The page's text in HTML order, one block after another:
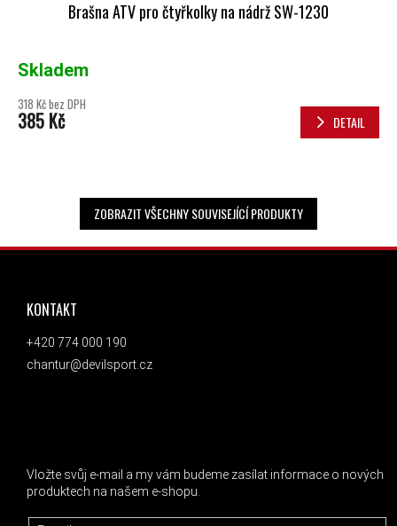
Brašna ATV pro čtyřkolky na nádrž SW-1230
Skladem
318 Kč bez DPH
385 Kč DETAIL
ZOBRAZIT VŠECHNY SOUVISEJÍCÍ PRODUKTY
ZÁPATÍ
KONTAKT
+420 774 000 190
chantur@devilsport.cz
Vložte svůj e-mail a my vám budeme zasílat informace o nových
produktech na našem e-shopu.